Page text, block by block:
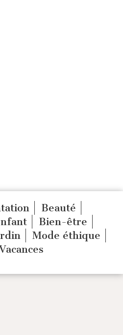
Beauté
Bien-être
Mode éthique